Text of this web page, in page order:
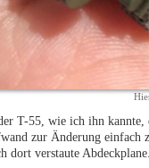
T-55, wie ich ihn kannte,
zur Änderung
dort verstaute Abdeckplane.